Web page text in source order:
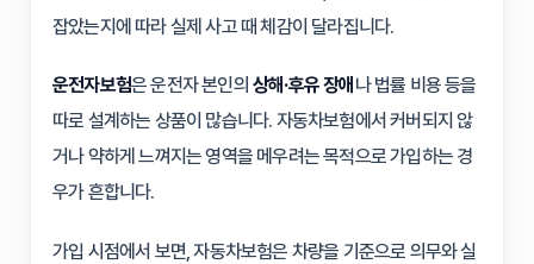
잡았는지에 따라 실제 사고 때 체감이 달라집니다.
운전자보험은 운전자 본인의 상해·후유 장애 나 법률 비용 등을
따로 설계하는 상품이 많습니다. 자동차보험에서 커버되지 않
거나 약하게 느껴지는 영역을 메우려는 목적으로 가입하는 경
우가 흔합니다.
가입 시점에서 보면, 자동차보험은 차량을 기준으로 의무와 실